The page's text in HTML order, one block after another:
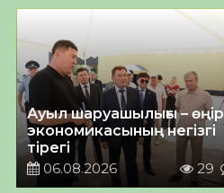
Ауыл шаруашылығы – өңір
экономикасының негізгі
тірегі
06.08.2026
29